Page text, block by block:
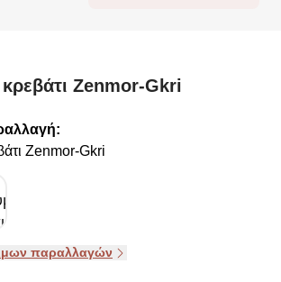
Zenmor-Gkri
Zenmor-Gkri
παραλλαγών